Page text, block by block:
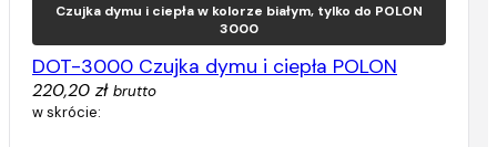
Czujka dymu i ciepła w kolorze białym, tylko do POLON
3000
DOT-3000 Czujka dymu i ciepła POLON
220,20 zł brutto
w skrócie: